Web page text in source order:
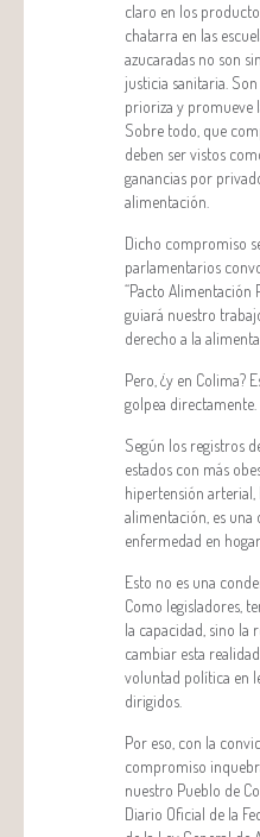
claro en los
chatarra en las
azucaradas no son
justicia sanitaria.
prioriza y promueve
Sobre todo, que
deben ser vistos
ganancias por
alimentación.
Dicho compromiso
parlamentarios
“Pacto Alimentación
guiará nuestro
derecho a la
Pero, ¿y en Colima?
golpea directamente.
Según los registros
estados con más
hipertensión arterial,
alimentación, es una
enfermedad en
Esto no es una
Como legisladores,
la capacidad, sino la
cambiar esta
voluntad política en
dirigidos.
Por eso, con la
compromiso
nuestro Pueblo de
Diario Oficial de la